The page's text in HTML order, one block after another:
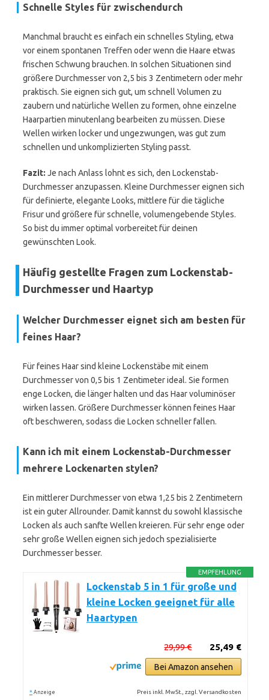
Schnelle Styles für zwischendurch
Manchmal braucht es einfach ein schnelles Styling, etwa
vor einem spontanen Treffen oder wenn die Haare etwas
frischen Schwung brauchen. In solchen Situationen sind
größere Durchmesser von 2,5 bis 3 Zentimetern oder mehr
praktisch. Sie eignen sich gut, um schnell Volumen zu
zaubern und natürliche Wellen zu formen, ohne einzelne
Haarpartien minutenlang bearbeiten zu müssen. Diese
Wellen wirken locker und ungezwungen, was gut zum
schnellen und unkomplizierten Styling passt.
Fazit: Je nach Anlass lohnt es sich, den Lockenstab-
Durchmesser anzupassen. Kleine Durchmesser eignen sich
für definierte, elegante Looks, mittlere für die tägliche
Frisur und größere für schnelle, volumengebende Styles.
So bist du immer optimal vorbereitet für deinen
gewünschten Look.
Häufig gestellte Fragen zum Lockenstab-
Durchmesser und Haartyp
Welcher Durchmesser eignet sich am besten für
feines Haar?
Für feines Haar sind kleine Lockenstäbe mit einem
Durchmesser von 0,5 bis 1 Zentimeter ideal. Sie formen
enge Locken, die länger halten und das Haar voluminöser
wirken lassen. Größere Durchmesser können feines Haar
oft beschweren, sodass die Locken schneller fallen.
Kann ich mit einem Lockenstab-Durchmesser
mehrere Lockenarten stylen?
Ein mittlerer Durchmesser von etwa 1,25 bis 2 Zentimetern
ist ein guter Allrounder. Damit kannst du sowohl klassische
Locken als auch sanfte Wellen kreieren. Für sehr enge oder
sehr große Wellen eignen sich jedoch spezialisierte
Durchmesser besser.
EMPFEHLUNG
Lockenstab 5 in 1 für große und
kleine Locken geeignet für alle
Haartypen
25,49 €
29,99 €
Bei Amazon ansehen
* Anzeige Preis inkl. MwSt., zzgl. Versandkosten